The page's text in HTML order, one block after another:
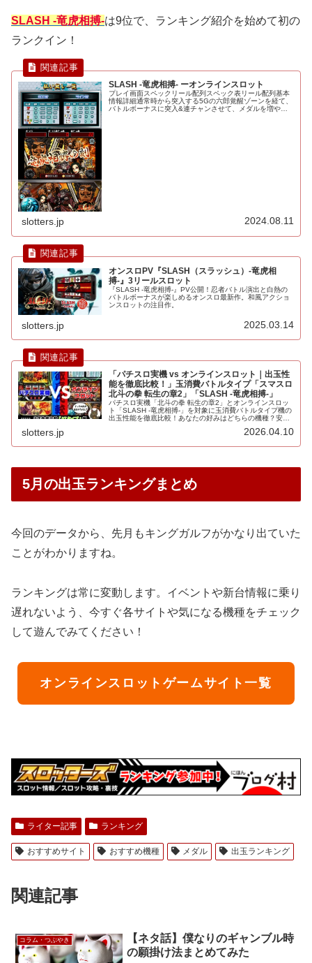
SLASH -竜虎相搏-は9位で、ランキング紹介を始めて初の
ランクイン！
SLASH -竜虎相搏- ーオンラインスロット
プレイ画面スペックリール配列スペック表リール配列基本
情報詳細通常時から突入する5Gの六郎覚醒ゾーンを経て、
バトルボーナスに突入&連チャンさせて、メダルを増やし
slotters.jp 2024.08.11
オンスロPV『SLASH（スラッシュ）-竜虎相
搏-』3リールスロット
『SLASH -竜虎相搏-』PV公開！忍者バトル演出と白熱の
バトルボーナスが楽しめるオンスロ最新作。和風アクショ
ンスロットの注目作。
slotters.jp 2025.03.14
「パチスロ実機 vs オンラインスロット｜出玉性
能を徹底比較！」玉消費バトルタイプ「スマスロ
北斗の拳 転生の章2」「SLASH -竜虎相搏-」
パチスロ実機「北斗の拳 転生の章2」とオンラインスロッ
ト「SLASH -竜虎相搏-」を対象に玉消費バトルタイプ機の
出玉性能を徹底比較！あなたの好みはどちらの機種？安
slotters.jp 2026.04.10
5月の出玉ランキングまとめ
今回のデータから、先月もキングガルフがかなり出ていた
ことがわかりますね。
ランキングは常に変動します。イベントや新台情報に乗り
遅れないよう、今すぐ各サイトや気になる機種をチェック
して遊んでみてください！
オンラインスロットゲームサイト一覧
ライター記事 ランキング
おすすめサイト おすすめ機種 メダル 出玉ランキング
関連記事
コラム・つぶやき
【ネタ話】僕なりのギャンブル時
の願掛け法まとめてみた